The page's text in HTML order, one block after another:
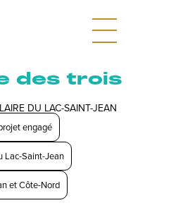
des trois
DU LAC-SAINT-JEAN
engagé
Lac-Saint-Jean
et Côte-Nord